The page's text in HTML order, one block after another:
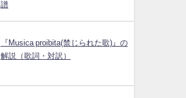
譜
『Musica proibita(禁じられた歌)』の
解説（歌詞・対訳）